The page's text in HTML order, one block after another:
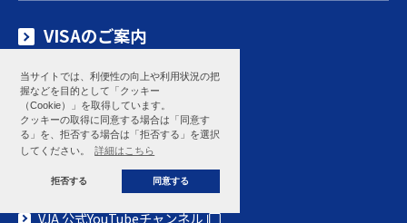
当サイトでは、利便性の向上や利用状況の把
握などを目的として「クッキー
（Cookie）」を取得しています。
クッキーの取得に同意する場合は「同意す
る」を、拒否する場合は「拒否する」を選択
してください。
詳細はこちら
拒否する 同意する
VISAのご案内
VISAキャンペーン情報
ETC
VISA新着情報
ケータイクレジットiD
キャッシング&ローン
VJA 公式YouTubeチャンネル